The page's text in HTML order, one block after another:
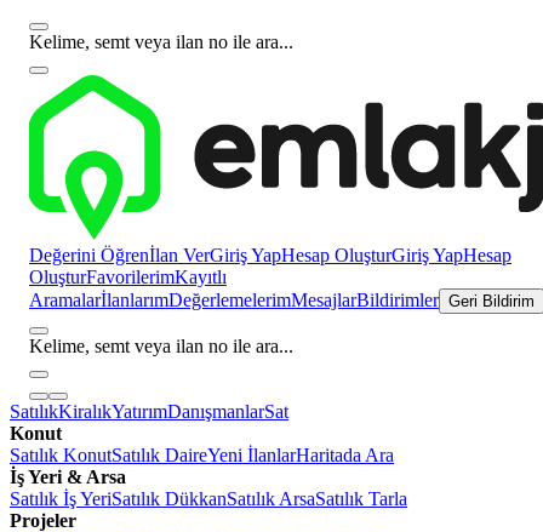
Kelime, semt veya ilan no ile ara...
Değerini Öğrenİlan VerGiriş YapHesap OluşturGiriş YapHesap
OluşturFavorilerimKayıtlı
AramalarİlanlarımDeğerlemelerimMesajlarBildirimler Geri Bildirim
Kelime, semt veya ilan no ile ara...
SatılıkKiralıkYatırımDanışmanlarSat
Konut
Satılık KonutSatılık DaireYeni İlanlarHaritada Ara
İş Yeri & Arsa
Satılık İş YeriSatılık DükkanSatılık ArsaSatılık Tarla
Projeler